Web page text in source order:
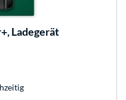
Ladegerät